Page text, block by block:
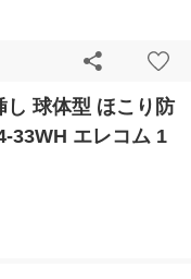
し 球体型 ほこり防
33WH エレコム 1